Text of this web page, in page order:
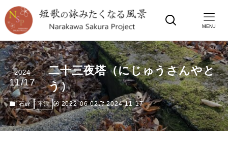
MENU
二十三夜塔（にじゅうさんやと
う）
2024
11/17
石碑 平沢 2022-06-02 2024-11-17